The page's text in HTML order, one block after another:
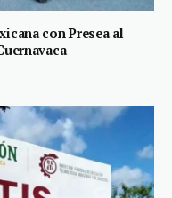
con Presea al